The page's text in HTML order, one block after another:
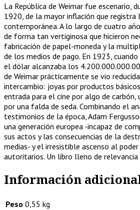
La República de Weimar fue escenario,
1920, de la mayor inflación que registra
contemporánea. A lo largo de cuatro
de forma tan vertiginosa que hicieron
fabricación de papel-moneda y la
de los medios de pago. En 1923,
el dólar alcanzaba los
de Weimar prácticamente se vio
intercambio: joyas por productos
entrada para el cine por algo de
por una falda de seda. Combinando el
testimonios de la época, Adam
una generación europea -incapaz de
sus actos y las consecuencias de la
medias- y el irresistible ascenso al
autoritarios. Un libro lleno de relevancia
Información
Peso 0,55 kg